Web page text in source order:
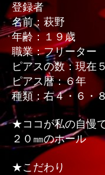
登録者
名前：萩野
年齢：１９歳
職業：フリーター
ピアスの数：現在
ピアス暦：６年
種類：右４・６
★ココが私の自慢
２０㎜のホール
★こだわり